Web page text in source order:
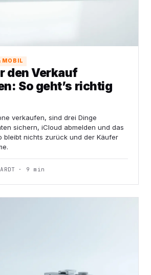
MOBIL
den Verkauf
So geht’s richtig
verkaufen, sind drei Dinge
sichern, iCloud abmelden und das
bleibt nichts zurück und der Käufer
· 9 min